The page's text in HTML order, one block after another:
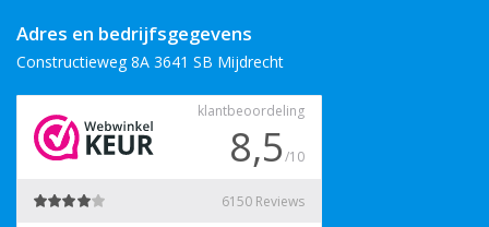
Adres en bedrijfsgegevens
Constructieweg 8A 3641 SB Mijdrecht